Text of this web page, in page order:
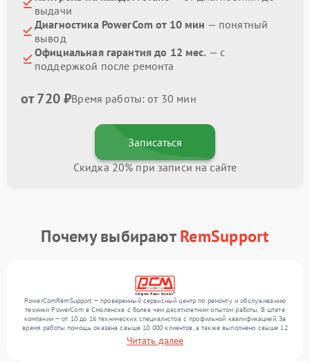
выдачи
Диагностика PowerCom от 10 мин — понятный
вывод
Официальная гарантия до 12 мес. — с
поддержкой после ремонта
от 720 ₽Время работы: от 30 мин
Записаться
Скидка 20% при записи на сайте
Почему выбираютRemSupport
PowerComRemSupport — проверенный сервисный центр по ремонту и обслуживанию
техники PowerCom в Смоленске с более чем десятилетним опытом работы. В штате
компании — от 10 до 16 технических специалистов с профильной квалификацией. За
время работы помощь оказана свыше 10 000 клиентов, а также выполнено свыше 12
000 ремонтов. Ежемесячно в сервисный центр поступает свыше 300 единиц техники,
включая , , . Мы беремся за задачи любой сложности и обеспечиваем надежный
Читать далее